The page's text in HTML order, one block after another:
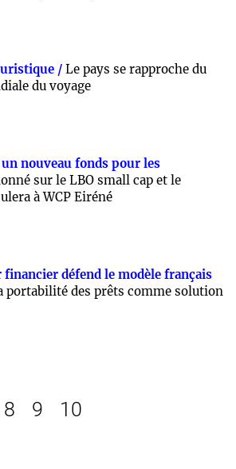
/ Le pays se rapproche du
du voyage
nouveau fonds pour les
sur le LBO small cap et le
à WCP Eiréné
défend le modèle français
portabilité des prêts comme solution
8 9 10